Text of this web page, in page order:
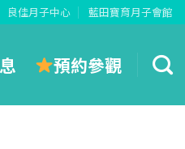
良佳月子中心 藍田寶育月子會館
預約參觀